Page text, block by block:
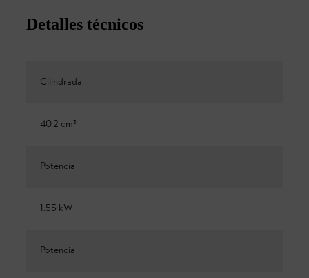
Detalles técnicos
Cilindrada
40.2 cm³
Potencia
1.55 kW
Potencia